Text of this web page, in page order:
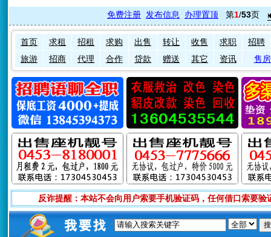
免费注册 发布信息 办理置顶 第1/53页
首页 求租 招租 求购 出售 转让 收售 求职
招聘
旅游
招商 代理 合作 贷款 赠送 其它 资讯 售
反诈提醒：本站不会向用户索要手机验证码，任何借口索要